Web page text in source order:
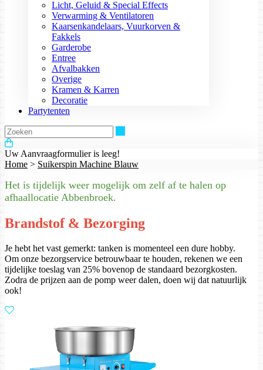
Licht, Geluid & Special Effects
Verwarming & Ventilatoren
Kaarsenkandelaars, Vuurkorven &
Fakkels
Garderobe
Entree
Afvalbakken
Overige
Kramen & Karren
Decoratie
Partytenten
Uw Aanvraagformulier is leeg!
Home > Suikerspin Machine Blauw
Het is tijdelijk weer mogelijk om zelf af te halen op
afhaallocatie Abbenbroek.
Brandstof & Bezorging
Je hebt het vast gemerkt: tanken is momenteel een dure hobby.
Om onze bezorgservice betrouwbaar te houden, rekenen we een
tijdelijke toeslag van 25% bovenop de standaard bezorgkosten.
Zodra de prijzen aan de pomp weer dalen, doen wij dat natuurlijk
ook!